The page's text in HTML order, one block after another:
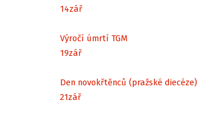
14zář
Výročí úmrtí TGM
19zář
Den novokřtěnců (pražské diecéze)
21zář